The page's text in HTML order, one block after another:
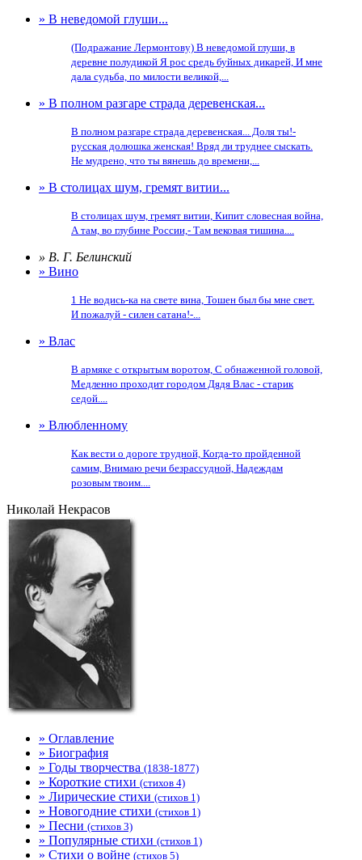
» В неведомой глуши...
(Подражание Лермонтову) В неведомой глуши, в
деревне полудикой Я рос средь буйных дикарей, И мне
дала судьба, по милости великой,...
» В полном разгаре страда деревенская...
В полном разгаре страда деревенская... Доля ты!-
русская долюшка женская! Вряд ли труднее сыскать.
Не мудрено, что ты вянешь до времени,...
» В столицах шум, гремят витии...
В столицах шум, гремят витии, Кипит словесная война,
А там, во глубине России,- Там вековая тишина....
» В. Г. Белинский
» Вино
1 Не водись-ка на свете вина, Тошен был бы мне свет.
И пожалуй - силен сатана!-...
» Влас
В армяке с открытым воротом, С обнаженной головой,
Медленно проходит городом Дядя Влас - старик
седой....
» Влюбленному
Как вести о дороге трудной, Когда-то пройденной
самим, Внимаю речи безрассудной, Надеждам
розовым твоим....
Николай Некрасов
» Оглавление
» Биография
» Годы творчества (1838-1877)
» Короткие стихи (стихов 4)
» Лирические стихи (стихов 1)
» Новогодние стихи (стихов 1)
» Песни (стихов 3)
» Популярные стихи (стихов 1)
» Стихи о войне (стихов 5)